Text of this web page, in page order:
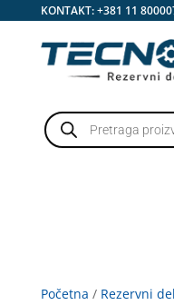
KONTAKT:+381 11
Products
search
Početna / Rezervni